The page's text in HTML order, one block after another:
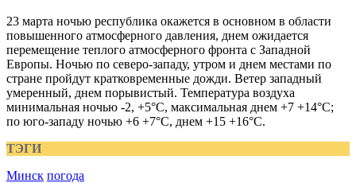
23 марта ночью республика окажется в основном в области
повышенного атмосферного давления, днем ожидается
перемещение теплого атмосферного фронта с Западной
Европы. Ночью по северо-западу, утром и днем местами по
стране пройдут кратковременные дожди. Ветер западный
умеренный, днем порывистый. Температура воздуха
минимальная ночью -2, +5°С, максимальная днем +7 +14°С;
по юго-западу ночью +6 +7°С, днем +15 +16°С.
ТЭГИ
Минск погода